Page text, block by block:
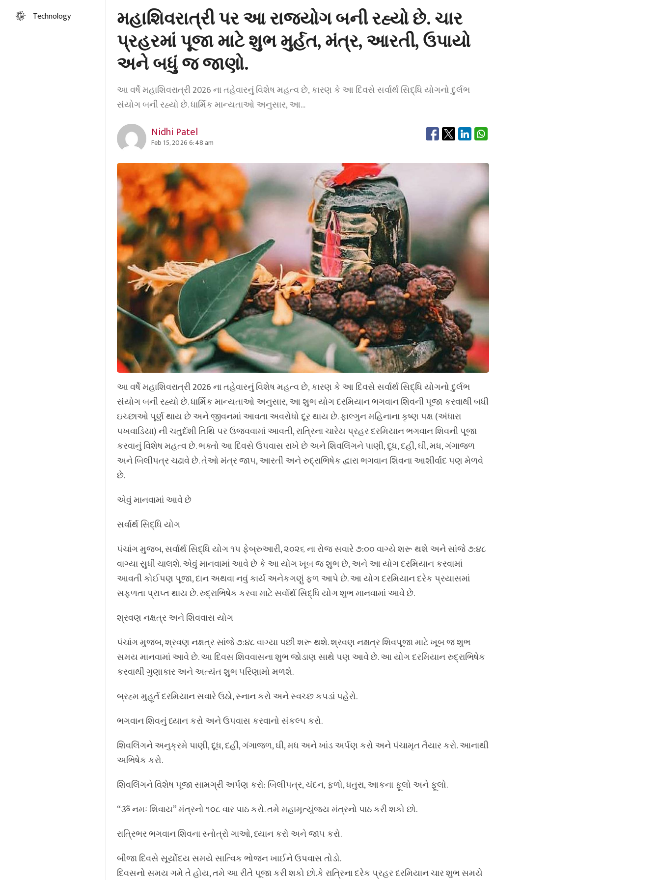
Technology
મહાશિવરાત્રી પર આ રાજયોગ બની રહ્યો છે. ચાર
પ્રહરમાં પૂજા માટે શુભ મુર્હત, મંત્ર, આરતી, ઉપાયો
અને બધું જ જાણો.
આ વર્ષે મહાશિવરાત્રી 2026 ના તહેવારનું વિશેષ મહત્વ છે, કારણ કે આ દિવસે સર્વાર્થ સિદ્ધિ યોગનો દુર્લભ
સંયોગ બની રહ્યો છે. ધાર્મિક માન્યતાઓ અનુસાર, આ…
Nidhi Patel
Feb 15, 2026 6:48 am
આ વર્ષે મહાશિવરાત્રી 2026 ના તહેવારનું વિશેષ મહત્વ છે, કારણ કે આ દિવસે સર્વાર્થ સિદ્ધિ યોગનો દુર્લભ
સંયોગ બની રહ્યો છે. ધાર્મિક માન્યતાઓ અનુસાર, આ શુભ યોગ દરમિયાન ભગવાન શિવની પૂજા કરવાથી બધી
ઇચ્છાઓ પૂર્ણ થાય છે અને જીવનમાં આવતા અવરોધો દૂર થાય છે. ફાલ્ગુન મહિનાના કૃષ્ણ પક્ષ (અંધારા
પખવાડિયા) ની ચતુર્દશી તિથિ પર ઉજવવામાં આવતી, રાત્રિના ચારેય પ્રહર દરમિયાન ભગવાન શિવની પૂજા
કરવાનું વિશેષ મહત્વ છે. ભક્તો આ દિવસે ઉપવાસ રાખે છે અને શિવલિંગને પાણી, દૂધ, દહીં, ઘી, મધ, ગંગાજળ
અને બિલીપત્ર ચઢાવે છે. તેઓ મંત્ર જાપ, આરતી અને રુદ્રાભિષેક દ્વારા ભગવાન શિવના આશીર્વાદ પણ મેળવે
છે.
એવું માનવામાં આવે છે
સર્વાર્થ સિદ્ધિ યોગ
પંચાંગ મુજબ, સર્વાર્થ સિદ્ધિ યોગ ૧૫ ફેબ્રુઆરી, ૨૦૨૬ ના રોજ સવારે ૭:૦૦ વાગ્યે શરૂ થશે અને સાંજે ૭:૪૮
વાગ્યા સુધી ચાલશે. એવું માનવામાં આવે છે કે આ યોગ ખૂબ જ શુભ છે, અને આ યોગ દરમિયાન કરવામાં
આવતી કોઈપણ પૂજા, દાન અથવા નવું કાર્ય અનેકગણું ફળ આપે છે. આ યોગ દરમિયાન દરેક પ્રયાસમાં
સફળતા પ્રાપ્ત થાય છે. રુદ્રાભિષેક કરવા માટે સર્વાર્થ સિદ્ધિ યોગ શુભ માનવામાં આવે છે.
શ્રવણ નક્ષત્ર અને શિવવાસ યોગ
પંચાંગ મુજબ, શ્રવણ નક્ષત્ર સાંજે ૭:૪૮ વાગ્યા પછી શરૂ થશે. શ્રવણ નક્ષત્ર શિવપૂજા માટે ખૂબ જ શુભ
સમય માનવામાં આવે છે. આ દિવસ શિવવાસના શુભ જોડાણ સાથે પણ આવે છે. આ યોગ દરમિયાન રુદ્રાભિષેક
કરવાથી ગુણાકાર અને અત્યંત શુભ પરિણામો મળશે.
બ્રહ્મ મુહૂર્ત દરમિયાન સવારે ઉઠો, સ્નાન કરો અને સ્વચ્છ કપડાં પહેરો.
ભગવાન શિવનું ધ્યાન કરો અને ઉપવાસ કરવાનો સંકલ્પ કરો.
શિવલિંગને અનુક્રમે પાણી, દૂધ, દહીં, ગંગાજળ, ઘી, મધ અને ખાંડ અર્પણ કરો અને પંચામૃત તૈયાર કરો. આનાથી
અભિષેક કરો.
શિવલિંગને વિશેષ પૂજા સામગ્રી અર્પણ કરો: બિલીપત્ર, ચંદન, ફળો, ધતુરા, આકના ફૂલો અને ફૂલો.
“ૐ નમઃ શિવાય” મંત્રનો ૧૦૮ વાર પાઠ કરો. તમે મહામૃત્યુંજય મંત્રનો પાઠ કરી શકો છો.
રાત્રિભર ભગવાન શિવના સ્તોત્રો ગાઓ, ધ્યાન કરો અને જાપ કરો.
બીજા દિવસે સૂર્યોદય સમયે સાત્વિક ભોજન ખાઈને ઉપવાસ તોડો.
દિવસનો સમય ગમે તે હોય, તમે આ રીતે પૂજા કરી શકો છો.કે રાત્રિના દરેક પ્રહર દરમિયાન ચાર શુભ સમયે